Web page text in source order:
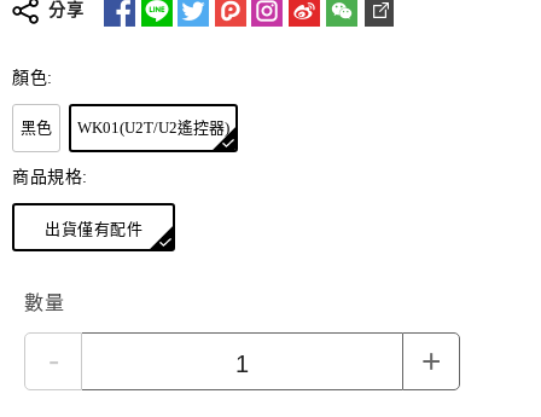
分享
顏色:
黑色 WK01(U2T/U2遙控器)
商品規格:
出貨僅有配件
數量
- +